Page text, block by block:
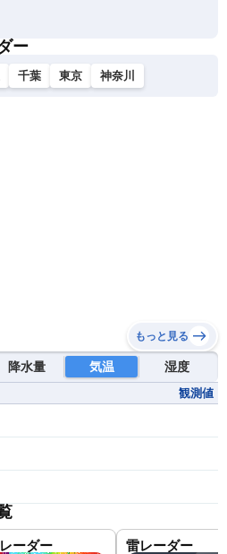
ー
千葉 東京 神奈川
もっと見る
降水量 気温 湿度
観測値
ーダー 雷レーダー